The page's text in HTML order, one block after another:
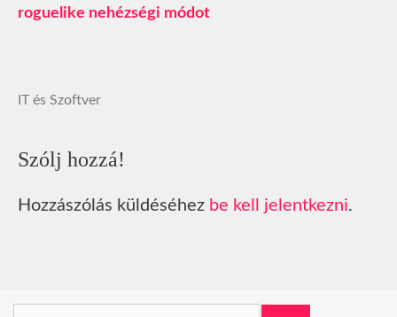
roguelike nehézségi módot
IT és Szoftver
Szólj hozzá!
Hozzászólás küldéséhez be kell jelentkezni.